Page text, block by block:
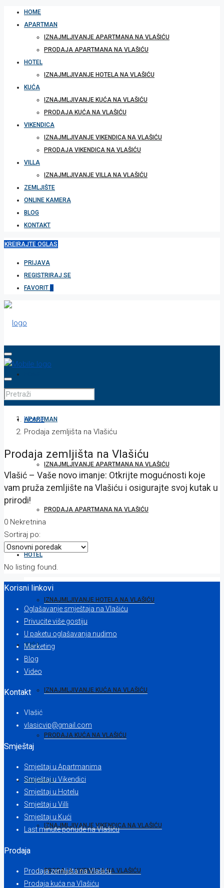
HOME
APARTMAN
IZNAJMLJIVANJE APARTMANA NA VLAŠIĆU
PRODAJA APARTMANA NA VLAŠIĆU
HOTEL
IZNAJMLJIVANJE HOTELA NA VLAŠIĆU
KUĆA
IZNAJMLJIVANJE KUĆA NA VLAŠIĆU
PRODAJA KUĆA NA VLAŠIĆU
VIKENDICA
IZNAJMLJIVANJE VIKENDICA NA VLAŠIĆU
PRODAJA VIKENDICA NA VLAŠIĆU
VILLA
IZNAJMLJIVANJE VILLA NA VLAŠIĆU
ZEMLJIŠTE
ONLINE KAMERA
BLOG
KONTAKT
KREIRAJTE OGLAS
PRIJAVA
REGISTRIRAJ SE
FAVORIT 0
APARTMAN
IZNAJMLJIVANJE APARTMANA NA VLAŠIĆU
PRODAJA APARTMANA NA VLAŠIĆU
HOTEL
IZNAJMLJIVANJE HOTELA NA VLAŠIĆU
KUĆA
IZNAJMLJIVANJE KUĆA NA VLAŠIĆU
PRODAJA KUĆA NA VLAŠIĆU
VIKENDICA
IZNAJMLJIVANJE VIKENDICA NA VLAŠIĆU
PRODAJA VIKENDICA NA VLAŠIĆU
Home
Prodaja zemljišta na Vlašiću
Prodaja zemljišta na Vlašiću
Vlašić – Vaše novo imanje: Otkrijte mogućnosti koje
vam pruža zemljište na Vlašiću i osigurajte svoj kutak u
prirodi!
0 Nekretnina
Sortiraj po:
No listing found.
Korisni linkovi
Oglašavanje smještaja na Vlašiću
Privucite više gostiju
U paketu oglašavanja nudimo
Marketing
Blog
Video
Kontakt
Vlašić
vlasicvip@gmail.com
Smještaj
Smještaj u Apartmanima
Smještaj u Vikendici
Smještaj u Hotelu
Smještaj u Villi
Smještaj u Kući
Last minute ponude na Vlašiću
Prodaja
Prodaja zemljišta na Vlašiću
Prodaja kuća na Vlašiću